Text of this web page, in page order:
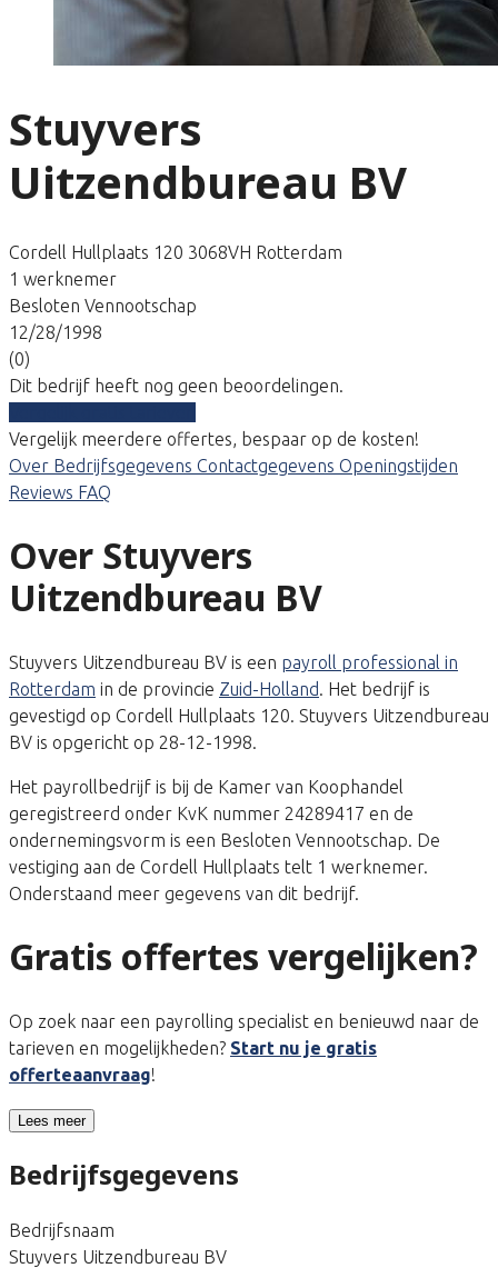
Stuyvers
Uitzendbureau BV
Cordell Hullplaats 120 3068VH Rotterdam
1 werknemer
Besloten Vennootschap
12/28/1998
(0)
Dit bedrijf heeft nog geen beoordelingen.
Vergelijk meerdere offertes, bespaar op de kosten!
Over Bedrijfsgegevens Contactgegevens Openingstijden
Reviews FAQ
Over Stuyvers
Uitzendbureau BV
Stuyvers Uitzendbureau BV is een payroll professional in
Rotterdam in de provincie Zuid-Holland. Het bedrijf is
gevestigd op Cordell Hullplaats 120. Stuyvers Uitzendbureau
BV is opgericht op 28-12-1998.
Het payrollbedrijf is bij de Kamer van Koophandel
geregistreerd onder KvK nummer 24289417 en de
ondernemingsvorm is een Besloten Vennootschap. De
vestiging aan de Cordell Hullplaats telt 1 werknemer.
Onderstaand meer gegevens van dit bedrijf.
Gratis offertes vergelijken?
Op zoek naar een payrolling specialist en benieuwd naar de
tarieven en mogelijkheden? Start nu je gratis
offerteaanvraag!
Lees meer
Bedrijfsgegevens
Bedrijfsnaam
Stuyvers Uitzendbureau BV